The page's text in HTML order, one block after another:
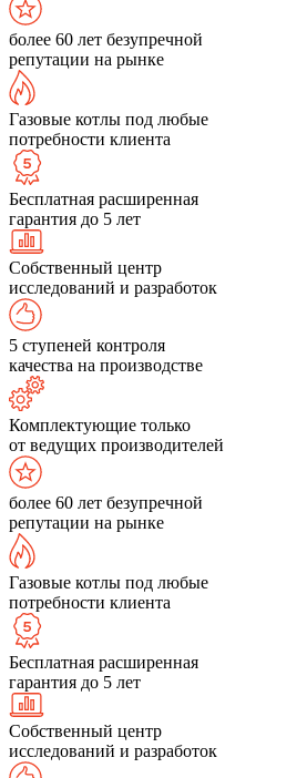
более 60 лет безупречной
репутации на рынке
Газовые котлы под любые
потребности клиента
Бесплатная расширенная
гарантия до 5 лет
Собственный центр
исследований и разработок
5 ступеней контроля
качества на производстве
Комплектующие только
от ведущих производителей
более 60 лет безупречной
репутации на рынке
Газовые котлы под любые
потребности клиента
Бесплатная расширенная
гарантия до 5 лет
Собственный центр
исследований и разработок